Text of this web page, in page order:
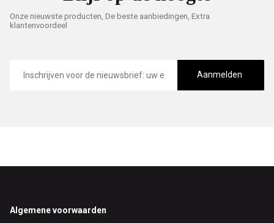
Onze nieuwste producten, De beste aanbiedingen, Extra
klantenvoordeel
mailadres
Aanmelden
Footer
Algemene voorwaarden